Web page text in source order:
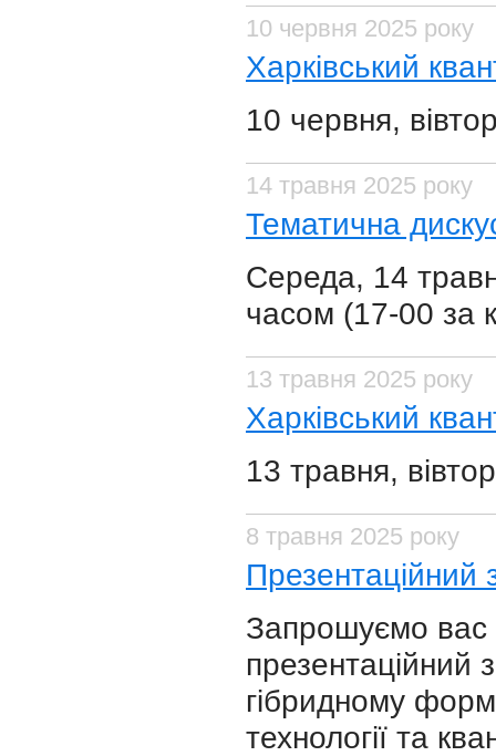
10 червня 2025 року
Харківський
10 червня,
14 травня 2025 року
Тематична
Середа, 14
часом (17-00 за
13 травня 2025 року
Харківський
13 травня,
8 травня 2025 року
Презентаційний
Запрошуємо вас
презентаційний
гібридному
технології та